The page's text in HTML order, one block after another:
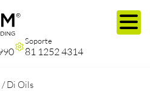
Soporte
81 1252 4314
/Di Oils